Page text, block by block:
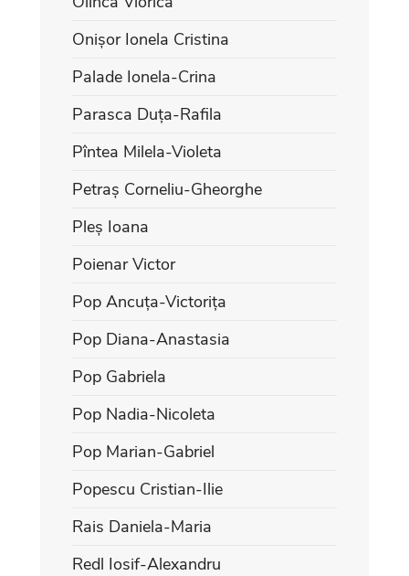
Onișor Ionela Cristina
Palade Ionela-Crina
Parasca Duța-Rafila
Pîntea Milela-Violeta
Petraș Corneliu-Gheorghe
Pleș Ioana
Poienar Victor
Pop Ancuța-Victorița
Pop Diana-Anastasia
Pop Gabriela
Pop Nadia-Nicoleta
Pop Marian-Gabriel
Popescu Cristian-Ilie
Rais Daniela-Maria
Redl Iosif-Alexandru